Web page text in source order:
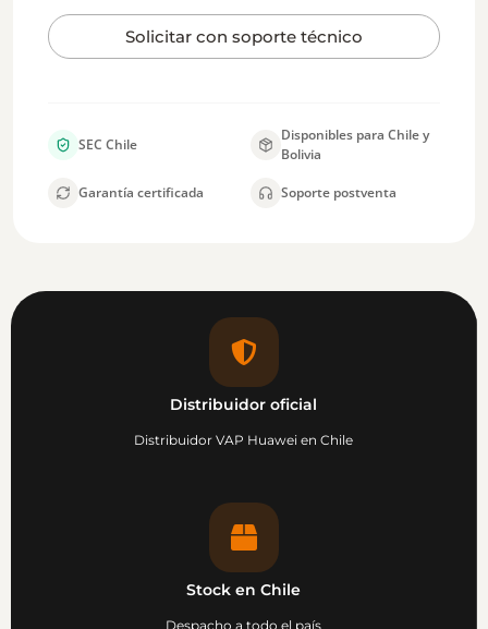
Solicitar con soporte técnico
SEC Chile
Disponibles para Chile y
Bolivia
Garantía certificada Soporte postventa
Distribuidor oficial
Distribuidor VAP Huawei en Chile
Stock en Chile
Despacho a todo el país